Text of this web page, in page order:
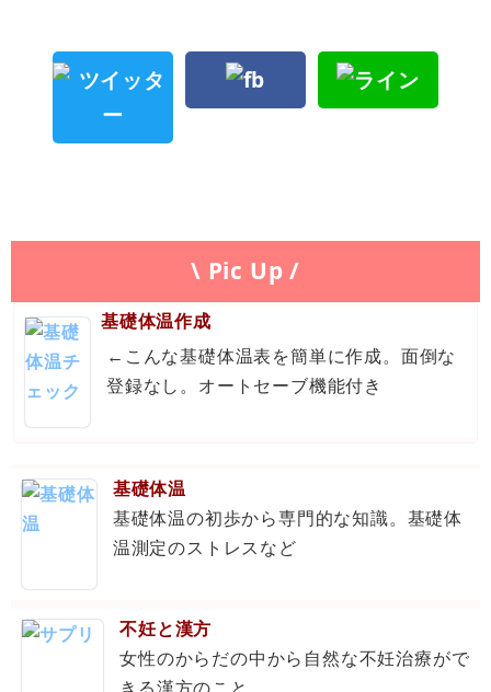
\ Pic Up /
基礎体温作成
←こんな基礎体温表を簡単に作成。面倒な
登録なし。オートセーブ機能付き
基礎体温
基礎体温の初歩から専門的な知識。基礎体
温測定のストレスなど
不妊と漢方
女性のからだの中から自然な不妊治療がで
きる漢方のこと